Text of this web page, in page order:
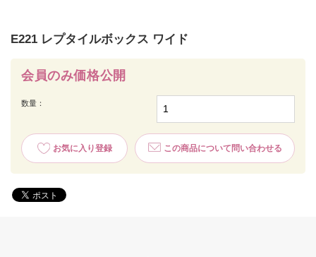
E221 レプタイルボックス ワイド
会員のみ価格公開
数量：
お気に入り登録 この商品について問い合わせる